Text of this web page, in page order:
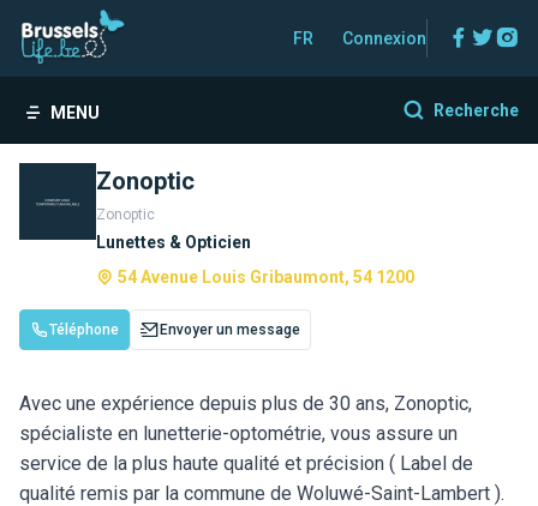
FR Connexion
MENU Recherche
Zonoptic
Zonoptic
Lunettes & Opticien
54 Avenue Louis Gribaumont, 54 1200
Téléphone Envoyer un message
Avec une expérience depuis plus de 30 ans, Zonoptic,
spécialiste en lunetterie-optométrie, vous assure un
service de la plus haute qualité et précision ( Label de
qualité remis par la commune de Woluwé-Saint-Lambert ).